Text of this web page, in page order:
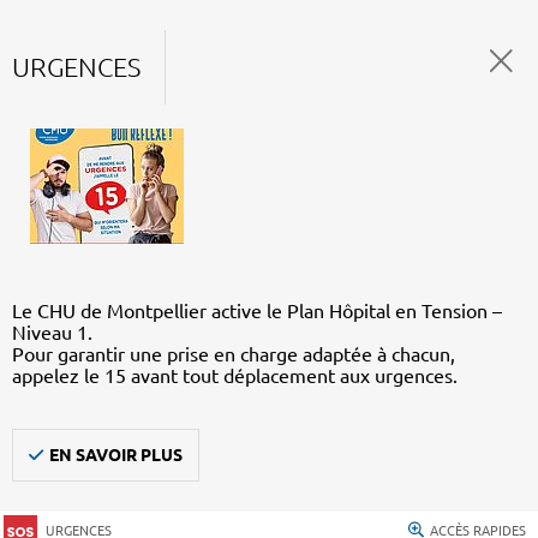
URGENCES
Le CHU de Montpellier active le Plan Hôpital en Tension –
Niveau 1.
Pour garantir une prise en charge adaptée à chacun,
appelez le 15 avant tout déplacement aux urgences.
EN SAVOIR PLUS
URGENCES ACCÈS RAPIDES